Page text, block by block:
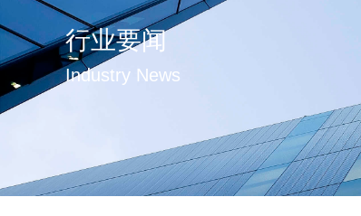
行业要闻
Industry News